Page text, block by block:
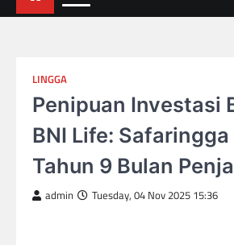
LINGGA
Penipuan Investasi
BNI Life:
Tahun 9 Bulan
admin Tuesday, 04 Nov 2025 15:36